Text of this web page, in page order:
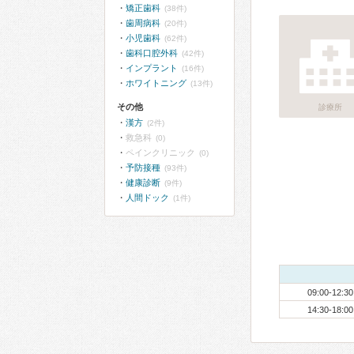
診療所
09:00-12:30
14:30-18:00
矯正歯科 (38件)
歯周病科 (20件)
小児歯科 (62件)
歯科口腔外科 (42件)
インプラント (16件)
ホワイトニング (13件)
その他
漢方 (2件)
救急科 (0)
ペインクリニック (0)
予防接種 (93件)
健康診断 (9件)
人間ドック (1件)